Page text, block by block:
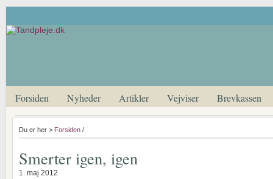
Forsiden Nyheder Artikler Vejviser Brevkassen
Du er her > Forsiden /
Smerter igen, igen
1. maj 2012